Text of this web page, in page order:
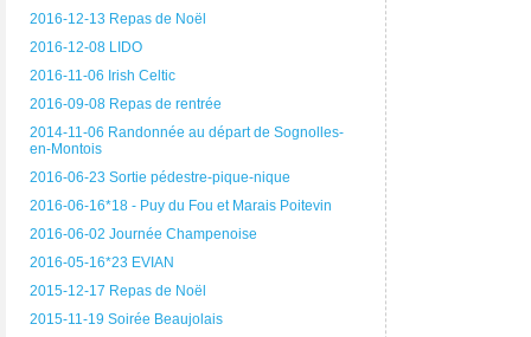
2016-12-13 Repas de Noël
2016-12-08 LIDO
2016-11-06 Irish Celtic
2016-09-08 Repas de rentrée
2014-11-06 Randonnée au départ de Sognolles-
en-Montois
2016-06-23 Sortie pédestre-pique-nique
2016-06-16*18 - Puy du Fou et Marais Poitevin
2016-06-02 Journée Champenoise
2016-05-16*23 EVIAN
2015-12-17 Repas de Noël
2015-11-19 Soirée Beaujolais